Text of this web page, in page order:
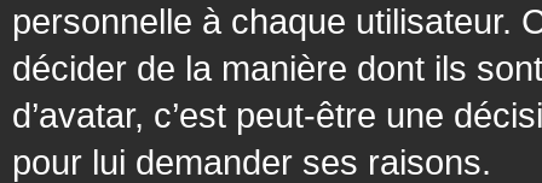
personnelle à chaque utilisateur.
décider de la manière dont ils
d’avatar, c’est peut-être une
pour lui demander ses raisons.